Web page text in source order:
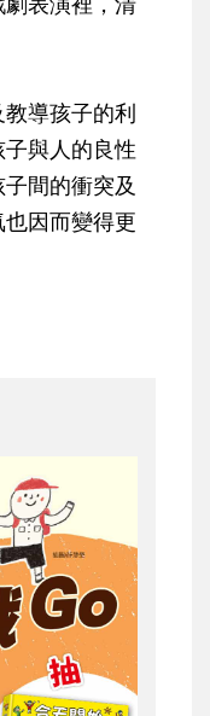
導孩子的利
與人的良性
間的衝突及
因而變得更